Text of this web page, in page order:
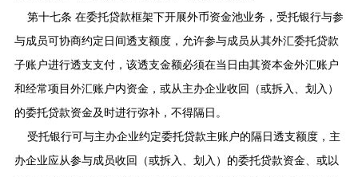
第十七条 在委托贷款框架下开展外币资金池业务，受托银行与参
与成员可协商约定日间透支额度，允许参与成员从其外汇委托贷款
子账户进行透支支付，该透支金额必须在当日由其资本金外汇账户
和经常项目外汇账户内资金，或从主办企业收回（或拆入、划入）
的委托贷款资金及时进行弥补，不得隔日。
受托银行可与主办企业约定委托贷款主账户的隔日透支额度，主
办企业应从参与成员收回（或拆入、划入）的委托贷款资金、或以